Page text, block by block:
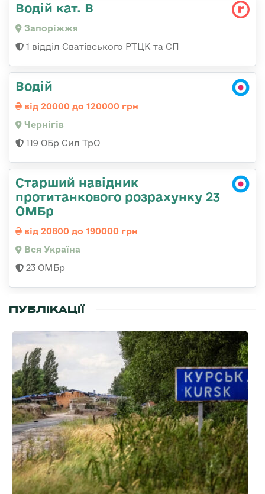
Водій кат. В
Запоріжжя
1 відділ Сватівського РТЦК та СП
Водій
від 20000 до 120000 грн
Чернігів
119 ОБр Сил ТрО
Старший навідник
протитанкового розрахунку 23
ОМБр
від 20800 до 190000 грн
Вся Україна
23 ОМБр
ПУБЛІКАЦІЇ